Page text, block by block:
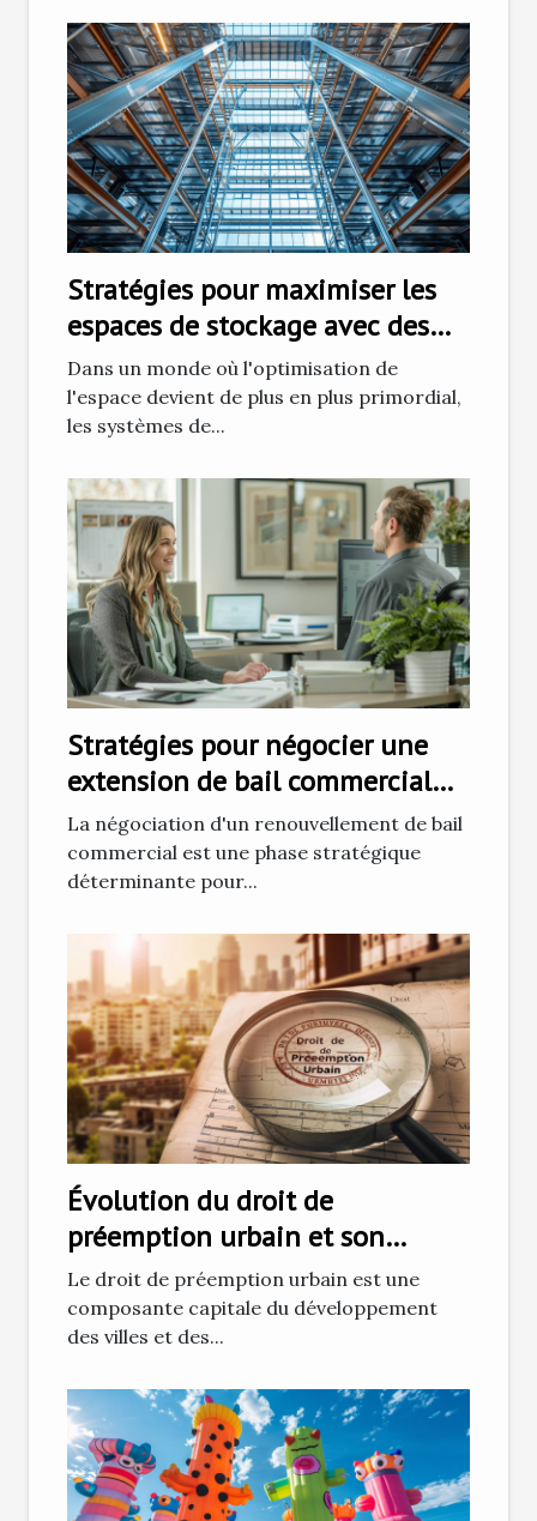
Stratégies pour maximiser les
espaces de stockage avec des
systèmes de rayonnage
modulaires
Dans un monde où l'optimisation de
l'espace devient de plus en plus primordial,
les systèmes de...
Stratégies pour négocier une
extension de bail commercial
efficacement
La négociation d'un renouvellement de bail
commercial est une phase stratégique
déterminante pour...
Évolution du droit de
préemption urbain et son
impact sur le développement
local
Le droit de préemption urbain est une
composante capitale du développement
des villes et des...